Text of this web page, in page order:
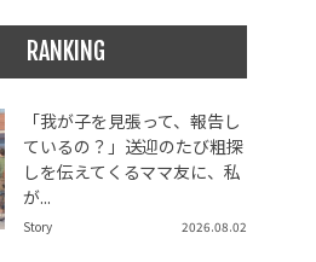
RANKING
「我が子を見張って、報告し
ているの？」送迎のたび粗探
しを伝えてくるママ友に、私
が...
Story 2026.08.02